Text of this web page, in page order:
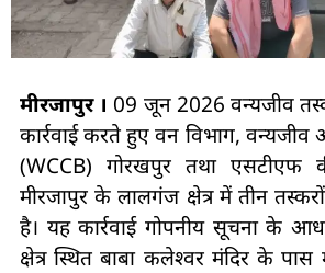
मीरजापुर । 09 जून 2026 वन्यजीव
कार्रवाई करते हुए वन विभाग, वन्यजीव
(WCCB) गोरखपुर तथा
मीरजापुर के लालगंज क्षेत्र में तीन
है। यह कार्रवाई गोपनीय सूचना के
क्षेत्र स्थित बाबा कलेश्वर मंदिर के